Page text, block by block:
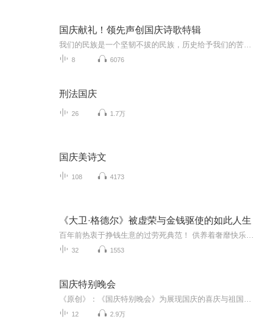
国庆献礼！领先声创国庆诗歌特辑
8 6076
刑法国庆
26 1.7万
国庆美诗文
108 4173
《大卫·格德尔》被虚荣与金钱驱使的如此人生
32 1553
国庆特别晚会
12 2.9万